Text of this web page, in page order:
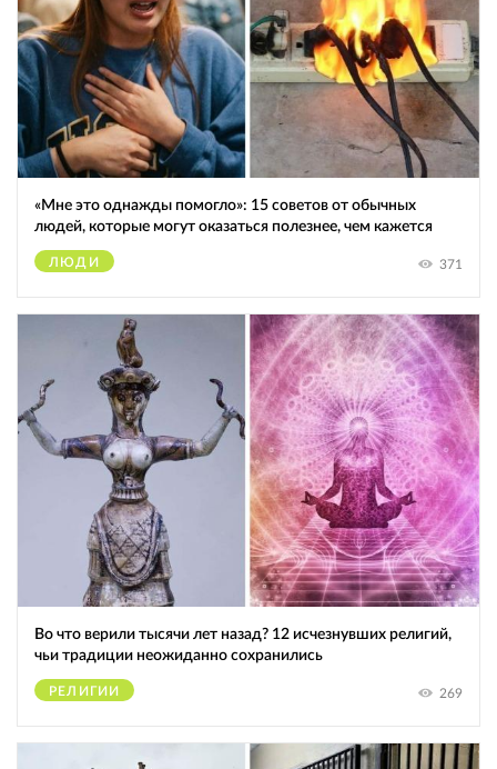
«Мне это однажды помогло»: 15 советов от обычных
людей, которые могут оказаться полезнее, чем кажется
ЛЮДИ 371
Во что верили тысячи лет назад? 12 исчезнувших религий,
чьи традиции неожиданно сохранились
РЕЛИГИИ 269